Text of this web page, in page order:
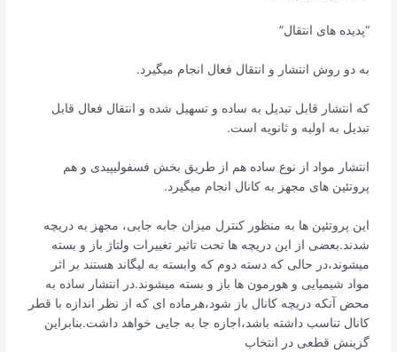
“پدیده های انتقال”
به دو روش انتشار و انتقال فعال انجام میگیرد.
که انتشار قابل تبدیل به ساده و تسهیل شده و انتقال فعال قابل
تبدیل به اولیه و ثانویه است.
انتشار مواد از نوع ساده هم از طریق بخش فسفولیپیدی و هم
پروتئین های مجهز به کانال انجام میگیرد.
این پروتئین ها به منظور کنترل میزان جابه جایی، مجهز به دریچه
شدند.بعضی از این دریچه ها تحت تاثیر تغییرات ولتاژ باز و بسته
میشوند،در حالی که دسته دوم که وابسته به لیگاند هستند بر اثر
مواد شیمیایی و هورمون ها باز و بسته میشوند.در انتشار ساده به
محض آنکه دریچه کانال باز شود،هرماده ای که از نظر اندازه با قطر
کانال تناسب داشته باشد،اجازه جا به جایی خواهد داشت.بنابراین
گزینش قطعی در انتخاب